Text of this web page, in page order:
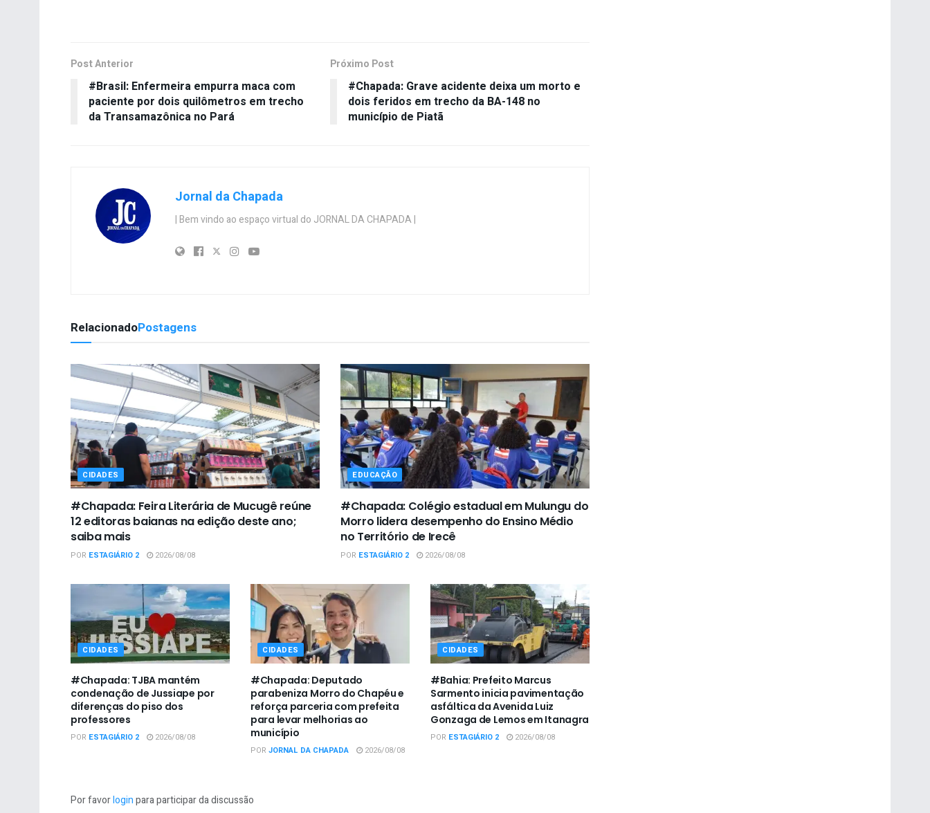
Post Anterior
#Brasil: Enfermeira empurra maca com
paciente por dois quilômetros em trecho
da Transamazônica no Pará
Próximo Post
#Chapada: Grave acidente deixa um morto e
dois feridos em trecho da BA-148 no
município de Piatã
Jornal da Chapada
| Bem vindo ao espaço virtual do JORNAL DA CHAPADA |
RelacionadoPostagens
CIDADES
#Chapada: Feira Literária de Mucugê reúne
12 editoras baianas na edição deste ano;
saiba mais
POR ESTAGIÁRIO 2 2026/08/08
EDUCAÇÃO
#Chapada: Colégio estadual em Mulungu do
Morro lidera desempenho do Ensino Médio
no Território de Irecê
POR ESTAGIÁRIO 2 2026/08/08
CIDADES
#Chapada: TJBA mantém
condenação de Jussiape por
diferenças do piso dos
professores
POR ESTAGIÁRIO 2 2026/08/08
CIDADES
#Chapada: Deputado
parabeniza Morro do Chapéu e
reforça parceria com prefeita
para levar melhorias ao
município
POR JORNAL DA CHAPADA 2026/08/08
CIDADES
#Bahia: Prefeito Marcus
Sarmento inicia pavimentação
asfáltica da Avenida Luiz
Gonzaga de Lemos em Itanagra
POR ESTAGIÁRIO 2 2026/08/08
Por favorloginpara participar da discussão